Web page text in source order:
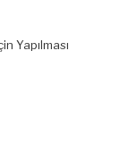
Yapılması